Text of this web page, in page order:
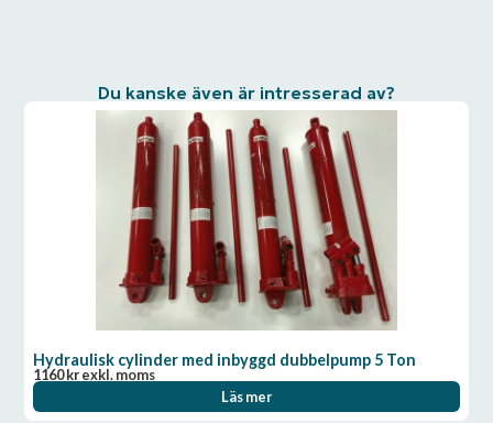
Du kanske även är intresserad av?
Hydraulisk cylinder med inbyggd dubbelpump 5 Ton
1160krexkl. moms
Läs mer